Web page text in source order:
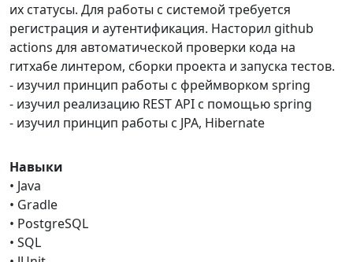
их статусы. Для работы с системой требуется
регистрация и аутентификация. Насторил github
actions для автоматической проверки кода на
гитхабе линтером, сборки проекта и запуска тестов.
- изучил принцип работы с фреймворком spring
- изучил реализацию REST API с помощью spring
- изучил принцип работы с JPA, Hibernate
Навыки
• Java
• Gradle
• PostgreSQL
• SQL